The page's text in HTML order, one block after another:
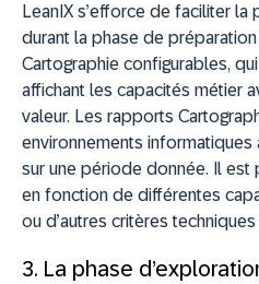
LeanIX s’efforce de faciliter
durant la phase de
Cartographie configurables,
affichant les capacités métier
valeur. Les rapports
environnements
sur une période donnée. Il
en fonction de différentes
ou d’autres critères
3. La phase